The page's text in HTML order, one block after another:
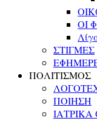
ΟΙ
ΣΤΙΓΜΕΣ
ΠΟΛΙΤΙΣΜΟΣ
ΠΟΙΗΣΗ